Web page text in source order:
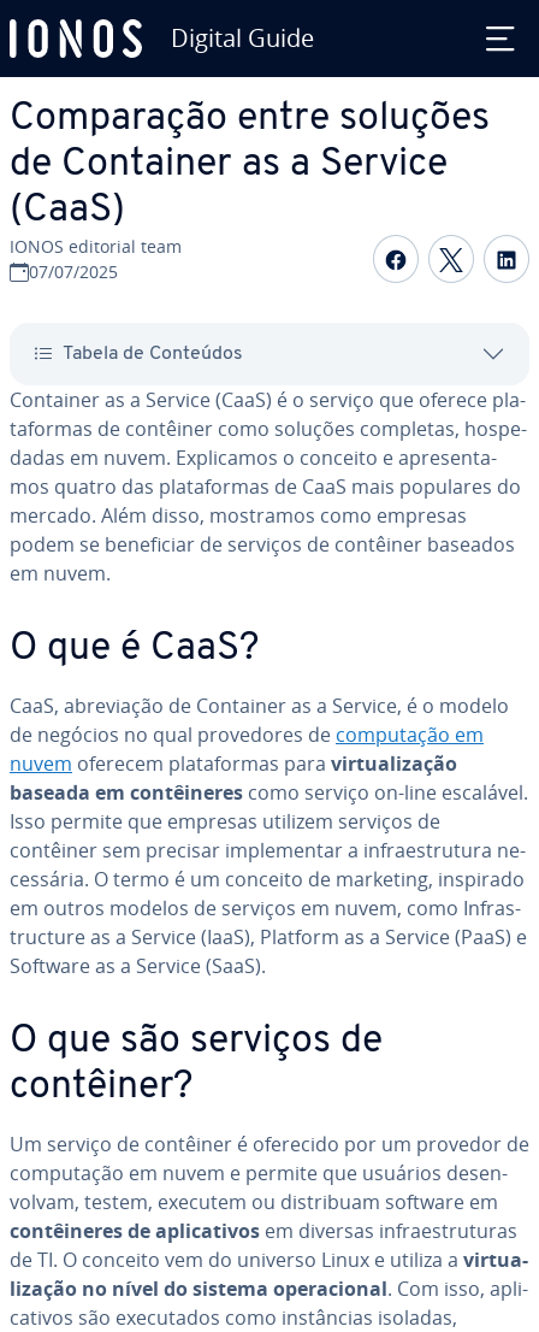
Digital Guide
Com­pa­ra­ção entre soluções
de Container as a Service
(CaaS)
IONOS editorial team
07/07/2025
Tabela de Conteúdos
Container as a Service (CaaS) é o serviço que oferece pla­
ta­for­mas de contêiner como soluções completas, hos­pe­
da­das em nuvem. Ex­pli­ca­mos o conceito e apre­sen­ta­
mos quatro das pla­ta­for­mas de CaaS mais populares do
mercado. Além disso, mostramos como empresas
podem se be­ne­fi­ciar de serviços de contêiner baseados
em nuvem.
O que é CaaS?
CaaS, abre­vi­a­ção de Container as a Service, é o modelo
de negócios no qual pro­ve­do­res de com­pu­ta­ção em
nuvem oferecem pla­ta­for­mas para vir­tu­a­li­za­ção
baseada em con­têi­ne­res como serviço on-line escalável.
Isso permite que empresas utilizem serviços de
contêiner sem precisar im­ple­men­tar a in­fra­es­tru­tura ne­
ces­sá­ria. O termo é um conceito de marketing, inspirado
em outros modelos de serviços em nuvem, como In­fras­
truc­ture as a Service (IaaS), Platform as a Service (PaaS) e
Software as a Service (SaaS).
O que são serviços de
contêiner?
Um serviço de contêiner é oferecido por um provedor de
com­pu­ta­ção em nuvem e permite que usuários de­sen­
vol­vam, testem, executem ou dis­tri­buam software em
con­têi­ne­res de apli­ca­ti­vos em diversas in­fra­es­tru­tu­ras
de TI. O conceito vem do universo Linux e utiliza a vir­tu­a­
li­za­ção no nível do sistema ope­ra­ci­o­nal. Com isso, apli­
ca­ti­vos são exe­cu­ta­dos como ins­tân­cias isoladas,